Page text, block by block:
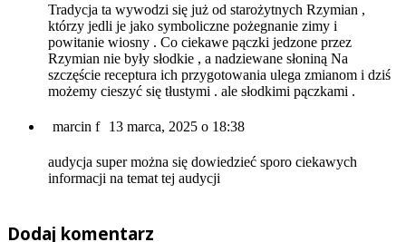
Tradycja ta wywodzi się już od starożytnych Rzymian ,
którzy jedli je jako symboliczne pożegnanie zimy i
powitanie wiosny . Co ciekawe pączki jedzone przez
Rzymian nie były słodkie , a nadziewane słoniną Na
szczęście receptura ich przygotowania ulega zmianom i dziś
możemy cieszyć się tłustymi . ale słodkimi pączkami .
marcin f 13 marca, 2025 o 18:38
audycja super można się dowiedzieć sporo ciekawych
informacji na temat tej audycji
Dodaj komentarz